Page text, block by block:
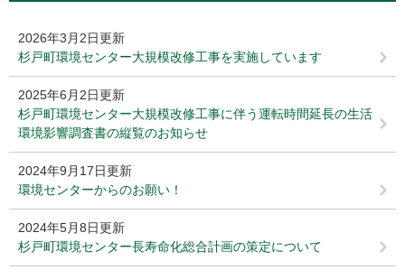
2026年3月2日更新
杉戸町環境センター大規模改修工事を実施しています
2025年6月2日更新
杉戸町環境センター大規模改修工事に伴う運転時間延長の生活
環境影響調査書の縦覧のお知らせ
2024年9月17日更新
環境センターからのお願い！
2024年5月8日更新
杉戸町環境センター長寿命化総合計画の策定について